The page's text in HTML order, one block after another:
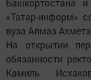
Башкортостана
«Татар-информ»
вуза Алмаз
На открытии
обязанности
Камиль